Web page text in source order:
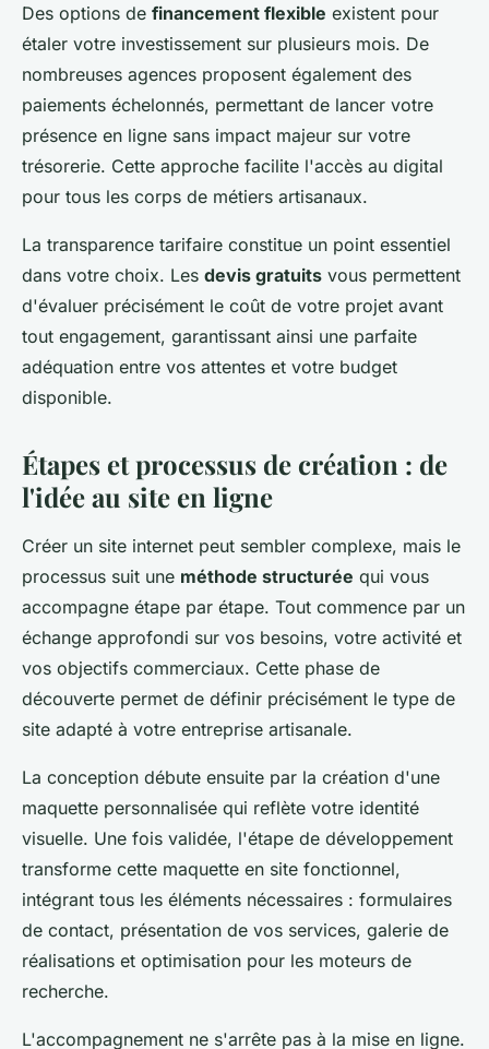
Des options de financement flexible existent pour
étaler votre investissement sur plusieurs mois. De
nombreuses agences proposent également des
paiements échelonnés, permettant de lancer votre
présence en ligne sans impact majeur sur votre
trésorerie. Cette approche facilite l'accès au digital
pour tous les corps de métiers artisanaux.
La transparence tarifaire constitue un point essentiel
dans votre choix. Les devis gratuits vous permettent
d'évaluer précisément le coût de votre projet avant
tout engagement, garantissant ainsi une parfaite
adéquation entre vos attentes et votre budget
disponible.
Étapes et processus de création : de
l'idée au site en ligne
Créer un site internet peut sembler complexe, mais le
processus suit une méthode structurée qui vous
accompagne étape par étape. Tout commence par un
échange approfondi sur vos besoins, votre activité et
vos objectifs commerciaux. Cette phase de
découverte permet de définir précisément le type de
site adapté à votre entreprise artisanale.
La conception débute ensuite par la création d'une
maquette personnalisée qui reflète votre identité
visuelle. Une fois validée, l'étape de développement
transforme cette maquette en site fonctionnel,
intégrant tous les éléments nécessaires : formulaires
de contact, présentation de vos services, galerie de
réalisations et optimisation pour les moteurs de
recherche.
L'accompagnement ne s'arrête pas à la mise en ligne.